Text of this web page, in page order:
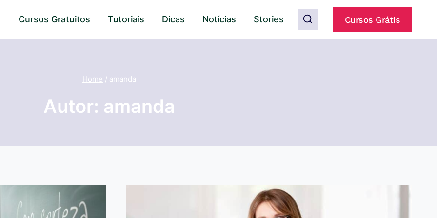
Cursos Gratuitos Tutoriais Dicas Notícias Stories Cursos Grátis
Home / amanda
Autor: amanda